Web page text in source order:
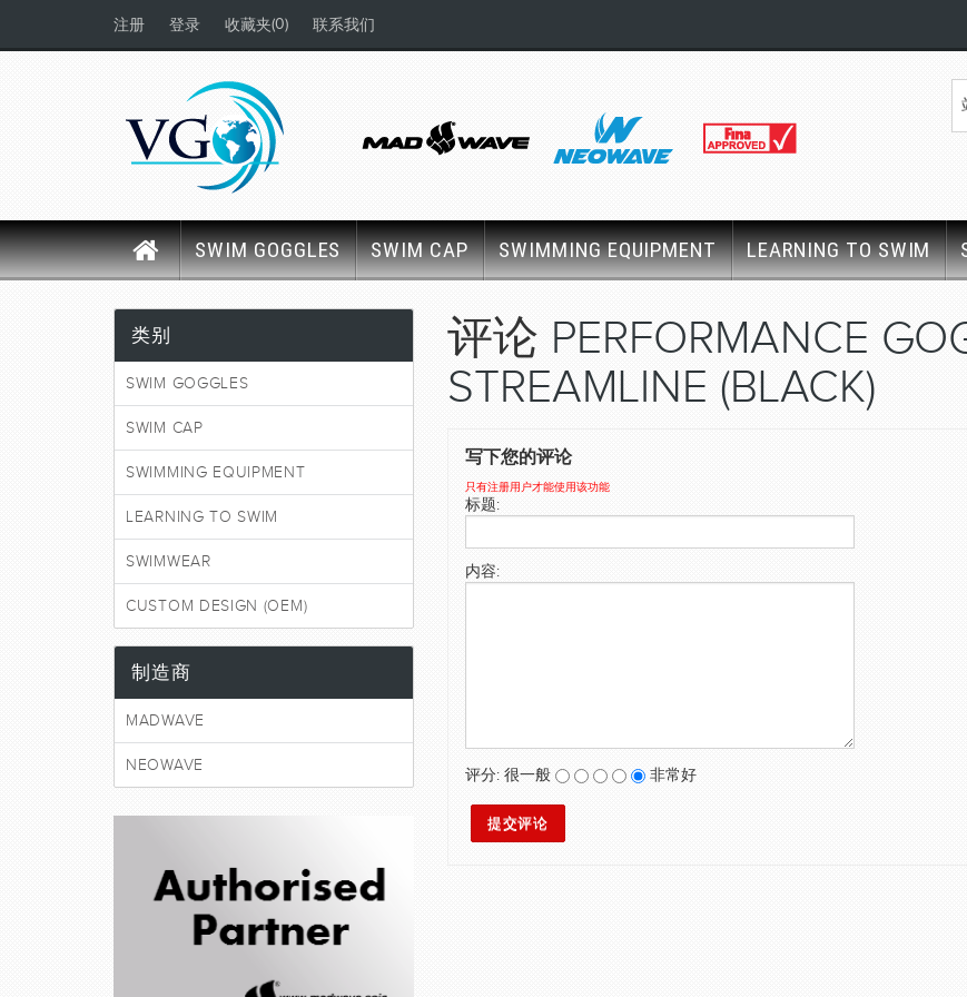
注册 登录 收藏夹(0) 联系我们
SWIM GOGGLES SWIM CAP SWIMMING EQUIPMENT LEARNING TO SWIM
评论 PERFORMANCE
STREAMLINE (BLACK)
写下您的评论
只有注册用户才能使用该功能
标题:
内容:
评分: 很一般 非常好
类别
SWIM GOGGLES
SWIM CAP
SWIMMING EQUIPMENT
LEARNING TO SWIM
SWIMWEAR
CUSTOM DESIGN (OEM)
制造商
MADWAVE
NEOWAVE